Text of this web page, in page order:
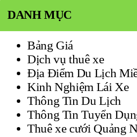
DANH MỤC
Bảng Giá
Dịch vụ thuê xe
Địa Điểm Du Lịch
Kinh Nghiệm Lái Xe
Thông Tin Du Lịch
Thông Tin Tuyển
Thuê xe cưới Quảng